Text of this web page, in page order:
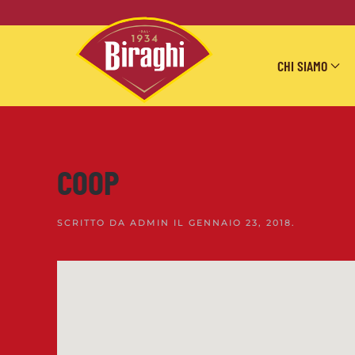
Skip to main content
CHI SIAMO
COOP
SCRITTO DA ADMIN IL GENNAIO 23, 2018.